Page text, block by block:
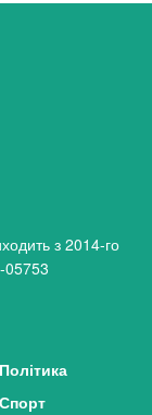
з 2014-го
05753
Політика
Спорт